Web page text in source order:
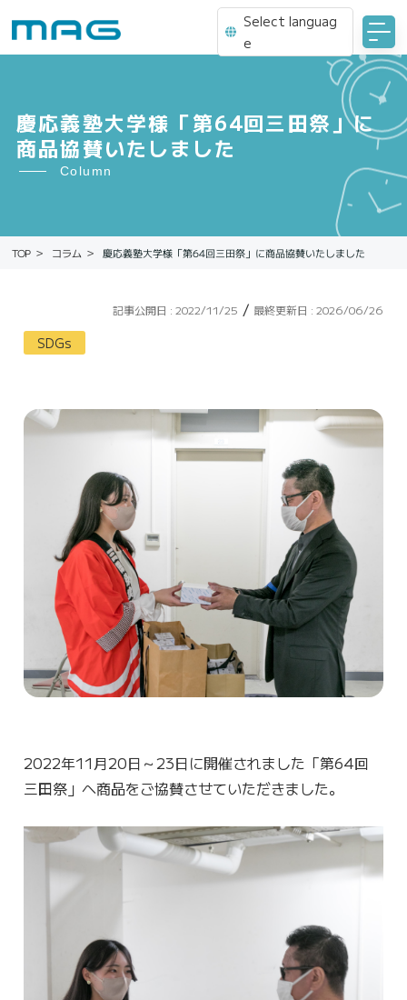
Select languag
e
慶応義塾大学様「第64回三田祭」に
商品協賛いたしました
Column
TOP コラム 慶応義塾大学様「第64回三田祭」に商品協賛いたしました
記事公開日 : 2022/11/25 / 最終更新日 : 2026/06/26
SDGs
2022年11月20日～23日に開催されました「第64回
三田祭」へ商品をご協賛させていただきました。